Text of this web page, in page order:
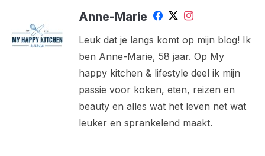
Anne-Marie
Leuk dat je langs komt op mijn blog! Ik
ben Anne-Marie, 58 jaar. Op My
happy kitchen & lifestyle deel ik mijn
passie voor koken, eten, reizen en
beauty en alles wat het leven net wat
leuker en sprankelend maakt.